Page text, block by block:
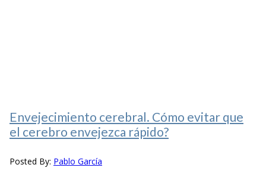
Envejecimiento cerebral. Cómo evitar que
el cerebro envejezca rápido?
Posted By: Pablo García